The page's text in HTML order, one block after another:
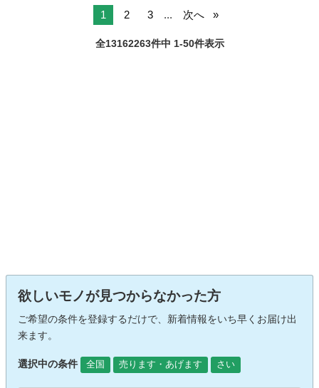
1 2 3 ... 次へ
全13162263件中 1-50件表示
欲しいモノが見つからなかった方
ご希望の条件を登録するだけで、新着情報をいち早くお届け出
来ます。
選択中の条件 全国 売ります・あげます さい